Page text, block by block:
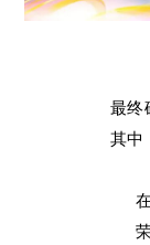
最终
其中